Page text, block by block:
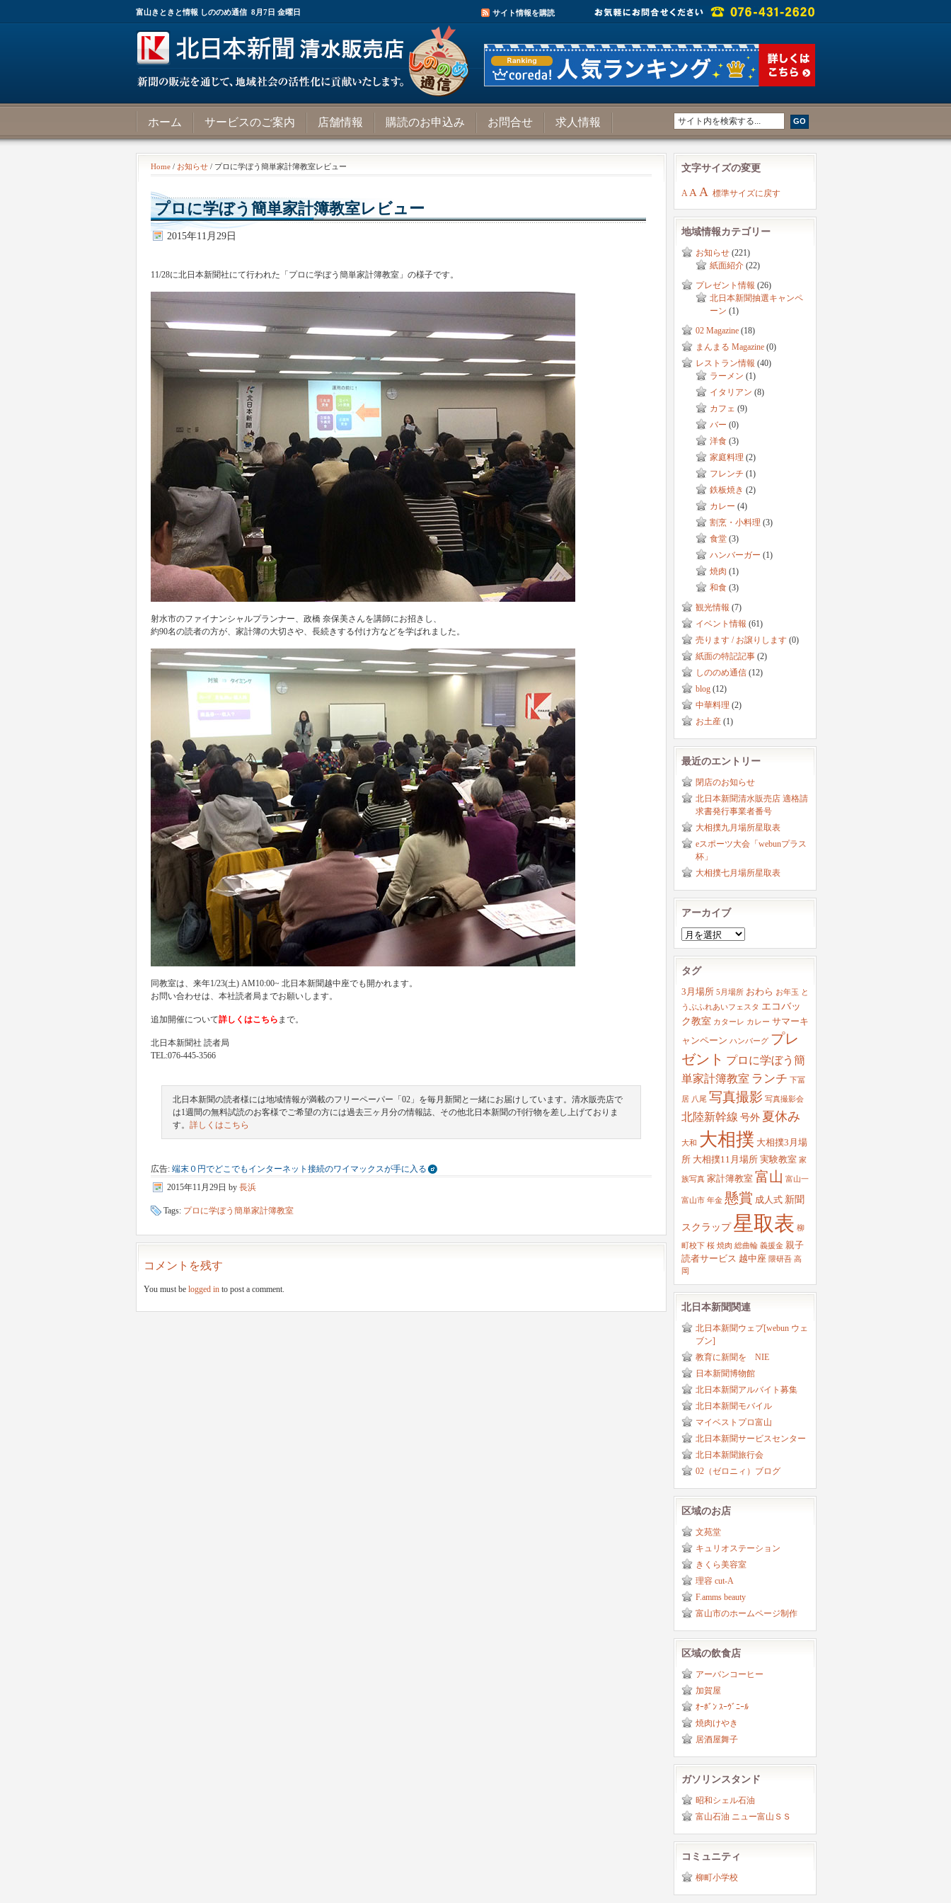
富山きときと情報 しののめ通信 8月7日 金曜日 サイト情報を購読
ホーム サービスのご案内 店舗情報 購読のお申込み お問合せ 求人情報
Home / お知らせ / プロに学ぼう簡単家計簿教室レビュー
プロに学ぼう簡単家計簿教室レビュー
2015年11月29日
11/28に北日本新聞社にて行われた「プロに学ぼう簡単家計簿教室」の様子です。
射水市のファイナンシャルプランナー、政橋 奈保美さんを講師にお招きし、
約90名の読者の方が、家計簿の大切さや、長続きする付け方などを学ばれました。
同教室は、来年1/23(土) AM10:00~ 北日本新聞越中座でも開かれます。
お問い合わせは、本社読者局までお願いします。
追加開催について詳しくはこちら まで。
北日本新聞社 読者局
TEL:076-445-3566
北日本新聞の読者様には地域情報が満載のフリーペーパー「02」を毎月新聞と一緒にお届けしています。清水販売店で
は1週間の無料試読のお客様でご希望の方には過去三ヶ月分の情報誌、その他北日本新聞の刊行物を差し上げておりま
す。 詳しくはこちら
広告: 端末０円でどこでもインターネット接続のワイマックスが手に入る
2015年11月29日 by 長浜
Tags: プロに学ぼう簡単家計簿教室
コメントを残す
You must be logged in to post a comment.
文字サイズの変更
A A A 標準サイズに戻す
地域情報カテゴリー
お知らせ (221)
紙面紹介 (22)
プレゼント情報 (26)
北日本新聞抽選キャンペ
ーン (1)
02 Magazine (18)
まんまる Magazine (0)
レストラン情報 (40)
ラーメン (1)
イタリアン (8)
カフェ (9)
バー (0)
洋食 (3)
家庭料理 (2)
フレンチ (1)
鉄板焼き (2)
カレー (4)
割烹・小料理 (3)
食堂 (3)
ハンバーガー (1)
焼肉 (1)
和食 (3)
観光情報 (7)
イベント情報 (61)
売ります / お譲りします (0)
紙面の特記記事 (2)
しののめ通信 (12)
blog (12)
中華料理 (2)
お土産 (1)
最近のエントリー
閉店のお知らせ
北日本新聞清水販売店 適格請
求書発行事業者番号
大相撲九月場所星取表
eスポーツ大会「webunプラス
杯」
大相撲七月場所星取表
アーカイブ
ア
ー
カ
イ
タグ
3月場所 5月場所 おわら お年玉
と
うぶふれあいフェスタ エコバッ
ク教室 カターレ カレー サマーキ
ャンペーン ハンバーグ プレ
ゼント プロに学ぼう簡
単家計簿教室 ランチ 下冨
居 八尾 写真撮影 写真撮影会
北陸新幹線 号外 夏休み
大和 大相撲 大相撲3月場
所 大相撲11月場所 実験教室 家
族写真 家計簿教室 富山 富山一
富山市 年金 懸賞 成人式 新聞
スクラップ星取表 柳
町校下 桜 焼肉 総曲輪 義援金 親子
読者サービス 越中座 隈研吾 高
岡
北日本新聞関連
北日本新聞ウェブ[webun ウェ
ブン]
教育に新聞を NIE
日本新聞博物館
北日本新聞アルバイト募集
北日本新聞モバイル
マイベストプロ富山
北日本新聞サービスセンター
北日本新聞旅行会
02（ゼロニィ）ブログ
区域のお店
文苑堂
キュリオステーション
きくら美容室
理容 cut-A
F.amms beauty
富山市のホームページ制作
区域の飲食店
アーバンコーヒー
加賀屋
ｵｰﾎﾞﾝ ｽｰｳﾞﾆｰﾙ
焼肉けやき
居酒屋舞子
ガソリンスタンド
昭和シェル石油
富山石油 ニュー富山ＳＳ
コミュニティ
柳町小学校